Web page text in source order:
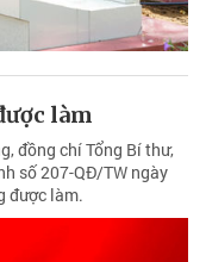
làm
đồng chí Tổng Bí thư,
số 207-QĐ/TW ngày
được làm.